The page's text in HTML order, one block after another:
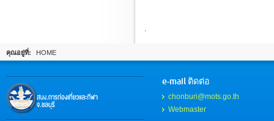
.
คุณอยู่ที่: HOME
e-mail ติดต่อ
chonburi@mots.go.th
Webmaster